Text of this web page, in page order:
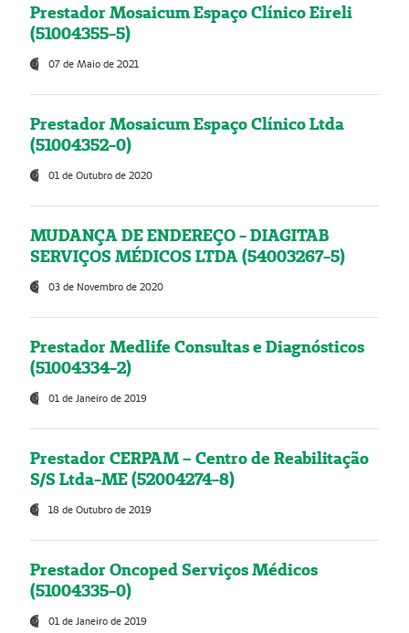
Prestador Mosaicum Espaço Clínico Eireli
(51004355-5)
07 de Maio de 2021
Prestador Mosaicum Espaço Clínico Ltda
(51004352-0)
01 de Outubro de 2020
MUDANÇA DE ENDEREÇO - DIAGITAB
SERVIÇOS MÉDICOS LTDA (54003267-5)
03 de Novembro de 2020
Prestador Medlife Consultas e Diagnósticos
(51004334-2)
01 de Janeiro de 2019
Prestador CERPAM – Centro de Reabilitação
S/S Ltda-ME (52004274-8)
18 de Outubro de 2019
Prestador Oncoped Serviços Médicos
(51004335-0)
01 de Janeiro de 2019